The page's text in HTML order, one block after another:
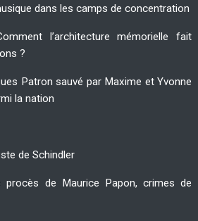
dans les camps de concentration
l’architecture mémorielle fait
?
Patron sauvé par Maxime et Yvonne
la nation
de Schindler
de Maurice Papon, crimes de